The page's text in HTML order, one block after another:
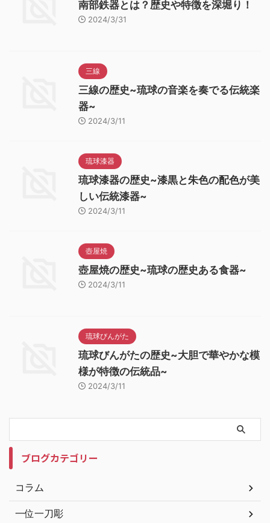
南部鉄器とは？歴史や特徴を深堀り！
2024/3/31
三線
三線の歴史~琉球の音楽を奏でる伝統楽
器~
2024/3/11
琉球漆器
琉球漆器の歴史~漆黒と朱色の配色が美
しい伝統漆器~
2024/3/11
壺屋焼
壺屋焼の歴史~琉球の歴史ある食器~
2024/3/11
琉球びんがた
琉球びんがたの歴史~大胆で華やかな模
様が特徴の伝統品~
2024/3/11
ブログカテゴリー
コラム
一位一刀彫